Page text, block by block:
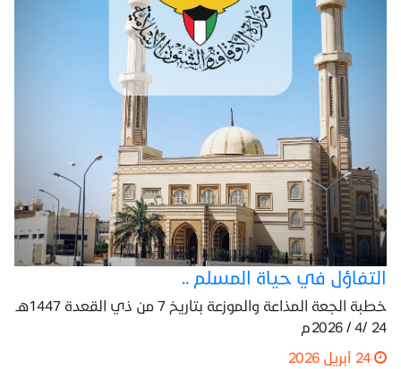
التفاؤل في حياة المسلم ..
خطبة الجعة المذاعة والموزعة بتاريخ 7 من ذي القعدة 1447هـ
24 /4 / 2026م